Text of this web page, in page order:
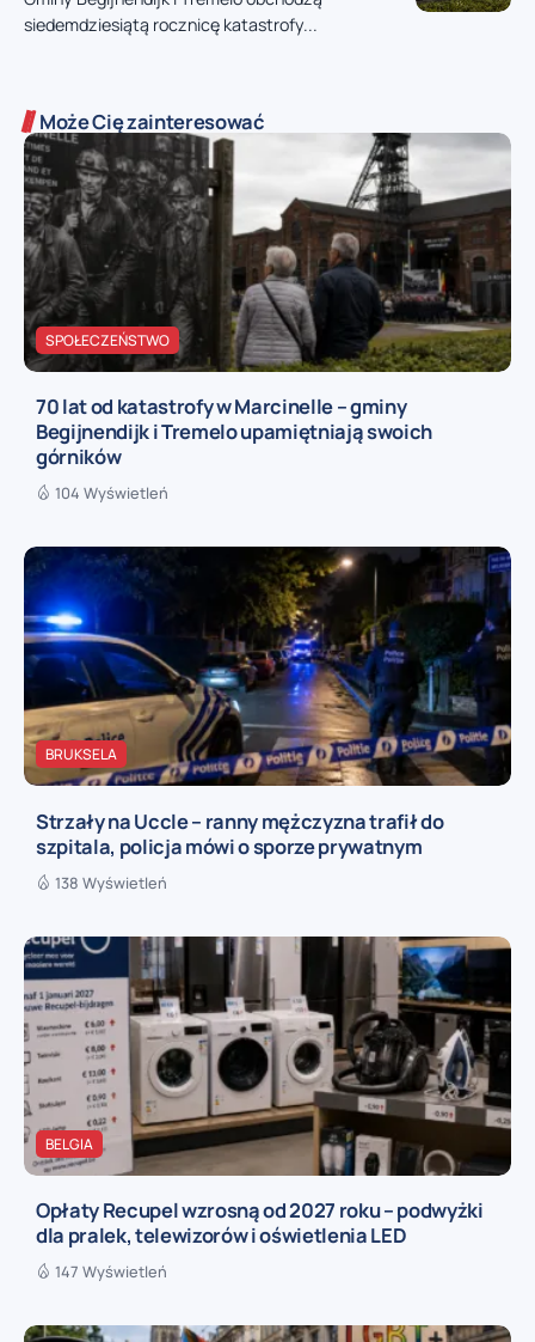
siedemdziesiątą rocznicę katastrofy...
Może Cię zainteresować
SPOŁECZEŃSTWO
70 lat od katastrofy w Marcinelle – gminy
Begijnendijk i Tremelo upamiętniają swoich
górników
104 Wyświetleń
BRUKSELA
Strzały na Uccle – ranny mężczyzna trafił do
szpitala, policja mówi o sporze prywatnym
138 Wyświetleń
BELGIA
Opłaty Recupel wzrosną od 2027 roku – podwyżki
dla pralek, telewizorów i oświetlenia LED
147 Wyświetleń